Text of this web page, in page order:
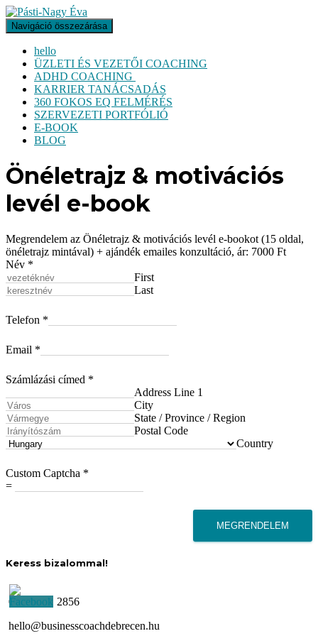
Navigáció összezárása
hello
ÜZLETI ÉS VEZETŐI COACHING
ADHD COACHING
KARRIER TANÁCSADÁS
360 FOKOS EQ FELMÉRÉS
SZERVEZETI PORTFÓLIÓ
E-BOOK
BLOG
Önéletrajz & motivációs
levél e-book
Megrendelem az Önéletrajz & motivációs levél e-bookot (15 oldal,
önéletrajz mintával) + ajándék emailes konzultáció, ár: 7000 Ft
Név *
First
Last
Telefon *
Email *
Számlázási címed *
Address Line 1
City
State / Province / Region
Postal Code
Country
Custom Captcha *
=
MEGRENDELEM
Keress bizalommal!
06 30 351 2856
hello@businesscoachdebrecen.hu